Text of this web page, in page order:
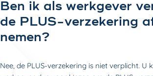
Ben ik als werkgever
de PLUS-verzekering
nemen?
Nee, de PLUS-verzekering is niet verplicht. U